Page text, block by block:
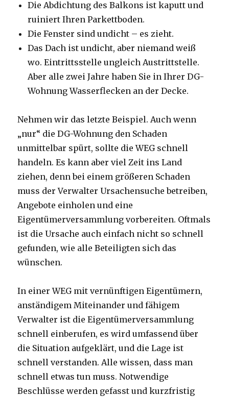
Die Abdichtung des Balkons ist kaputt und
ruiniert Ihren Parkettboden.
Die Fenster sind undicht – es zieht.
Das Dach ist undicht, aber niemand weiß
wo. Eintrittsstelle ungleich Austrittstelle.
Aber alle zwei Jahre haben Sie in Ihrer DG-
Wohnung Wasserflecken an der Decke.
Nehmen wir das letzte Beispiel. Auch wenn
„nur“ die DG-Wohnung den Schaden
unmittelbar spürt, sollte die WEG schnell
handeln. Es kann aber viel Zeit ins Land
ziehen, denn bei einem größeren Schaden
muss der Verwalter Ursachensuche betreiben,
Angebote einholen und eine
Eigentümerversammlung vorbereiten. Oftmals
ist die Ursache auch einfach nicht so schnell
gefunden, wie alle Beteiligten sich das
wünschen.
In einer WEG mit vernünftigen Eigentümern,
anständigem Miteinander und fähigem
Verwalter ist die Eigentümerversammlung
schnell einberufen, es wird umfassend über
die Situation aufgeklärt, und die Lage ist
schnell verstanden. Alle wissen, dass man
schnell etwas tun muss. Notwendige
Beschlüsse werden gefasst und kurzfristig